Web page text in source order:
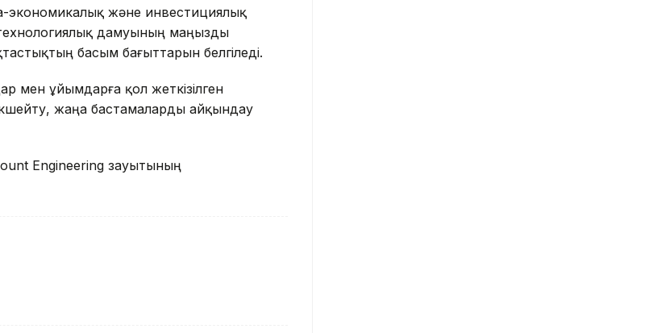
экономикалық және инвестициялық
дамуының маңызды
басым бағыттарын белгіледі.
мен ұйымдарға қол жеткізілген
жаңа бастамаларды айқындау
Engineering зауытының